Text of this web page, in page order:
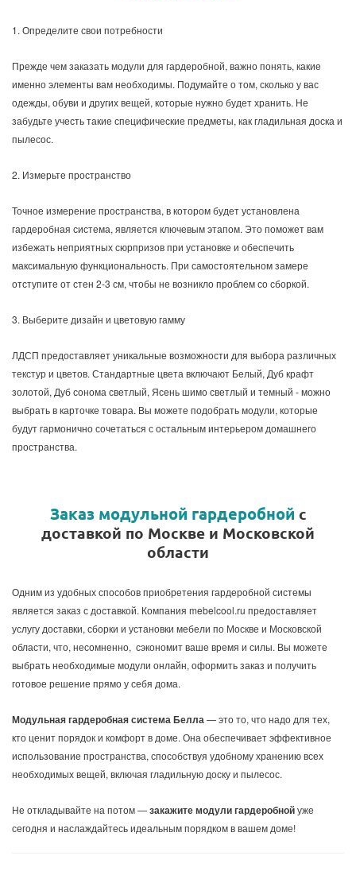
1. Определите свои потребности
Прежде чем заказать модули для гардеробной, важно понять, какие
именно элементы вам необходимы. Подумайте о том, сколько у вас
одежды, обуви и других вещей, которые нужно будет хранить. Не
забудьте учесть такие специфические предметы, как гладильная доска и
пылесос.
2. Измерьте пространство
Точное измерение пространства, в котором будет установлена
гардеробная система, является ключевым этапом. Это поможет вам
избежать неприятных сюрпризов при установке и обеспечить
максимальную функциональность. При самостоятельном замере
отступите от стен 2-3 см, чтобы не возникло проблем со сборкой.
3. Выберите дизайн и цветовую гамму
ЛДСП предоставляет уникальные возможности для выбора различных
текстур и цветов. Стандартные цвета включают Белый, Дуб крафт
золотой, Дуб сонома светлый, Ясень шимо светлый и темный - можно
выбрать в карточке товара. Вы можете подобрать модули, которые
будут гармонично сочетаться с остальным интерьером домашнего
пространства.
Заказ модульной гардеробной с
доставкой по Москве и Московской
области
Одним из удобных способов приобретения гардеробной системы
является заказ с доставкой. Компания mebelcool.ru предоставляет
услугу доставки, сборки и установки мебели по Москве и Московской
области, что, несомненно, сэкономит ваше время и силы. Вы можете
выбрать необходимые модули онлайн, оформить заказ и получить
готовое решение прямо у себя дома.
Модульная гардеробная система Белла— это то, что надо для тех,
кто ценит порядок и комфорт в доме. Она обеспечивает эффективное
использование пространства, способствуя удобному хранению всех
необходимых вещей, включая гладильную доску и пылесос.
Не откладывайте на потом —закажите модули гардеробнойуже
сегодня и наслаждайтесь идеальным порядком в вашем доме!